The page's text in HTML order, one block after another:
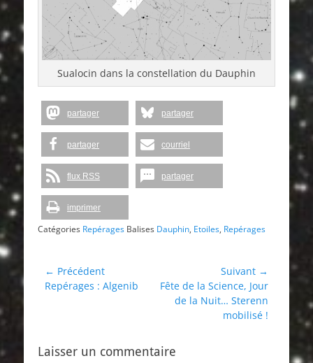
Sualocin dans la constellation du Dauphin
partager partager
partager courriel
flux RSS partager
imprimer
Catégories Repérages Balises Dauphin, Etoiles, Repérages
Navigation
de
← Précédent
Article
Repérages : Algenib
Suivant →
Article
suivant :
Fête de la Science, Jour
de la Nuit… Sterenn
mobilisé !
Laisser un commentaire